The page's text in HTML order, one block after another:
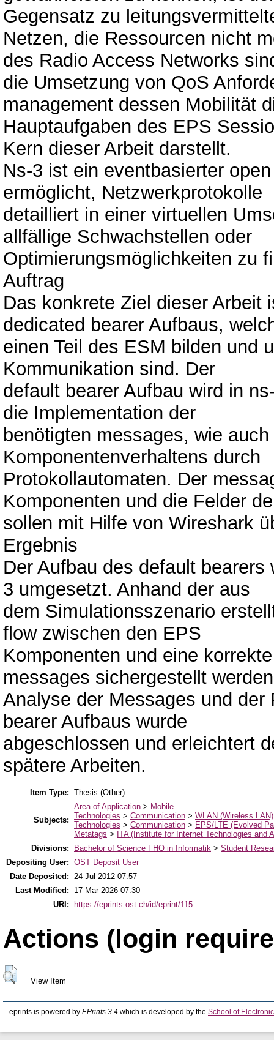
Gegensatz zu
Netzen, die Ressourcen nicht
des Radio Access Networks
die Umsetzung von QoS
management dessen Mobilität
Hauptaufgaben des EPS
Kern dieser Arbeit darstellt.
Ns-3 ist ein eventbasierter
ermöglicht, Netzwerkprotokolle
detailliert in einer virtuellen
allfällige Schwachstellen oder
Optimierungsmöglichkeiten zu
Auftrag
Das konkrete Ziel dieser Arbeit
dedicated bearer Aufbaus,
einen Teil des ESM bilden und
Kommunikation sind. Der
default bearer Aufbau wird in
die Implementation der
benötigten messages, wie
Komponentenverhaltens durch
Protokollautomaten. Der
Komponenten und die Felder
sollen mit Hilfe von Wireshark
Ergebnis
Der Aufbau des default
3 umgesetzt. Anhand der aus
dem Simulationsszenario
flow zwischen den EPS
Komponenten und eine
messages sichergestellt
Analyse der Messages und
bearer Aufbaus wurde
abgeschlossen und erleichtert
spätere Arbeiten.
Item Type: Thesis (Other)
Subjects:
Area of Application > Mobile
Technologies > Communication > WLAN (Wireless LAN)
Technologies > Communication > EPS/LTE (Evolved
Metatags > ITA (Institute for Internet Technologies and
Divisions:
Bachelor of Science FHO in Informatik > Student
Depositing User: OST Deposit User
Date Deposited:
24 Jul 2012 07:57
Last Modified:
17 Mar 2026 07:30
URI:
https://eprints.ost.ch/id/eprint/115
Actions (login
View Item
eprints is powered by EPrints 3.4 which is developed by the School of